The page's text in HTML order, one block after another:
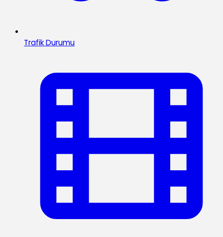
Trafik Durumu